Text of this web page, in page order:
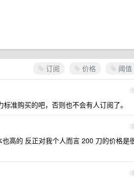
订阅 价格 阈值
1
准购买的吧，否则也不会有人订阅了。
2
高的 反正对我个人而言 200 刀的价格是
3